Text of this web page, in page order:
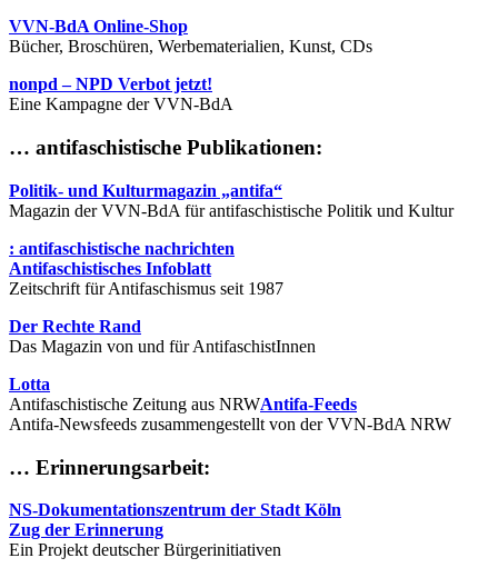
VVN-BdA Online-Shop
Bücher, Broschüren, Werbematerialien, Kunst, CDs
nonpd – NPD Verbot jetzt!
Eine Kampagne der VVN-BdA
… antifaschistische Publikationen:
Politik- und Kulturmagazin „antifa“
Magazin der VVN-BdA für antifaschistische Politik und Kultur
: antifaschistische nachrichten
Antifaschistisches Infoblatt
Zeitschrift für Antifaschismus seit 1987
Der Rechte Rand
Das Magazin von und für AntifaschistInnen
Lotta
Antifaschistische Zeitung aus NRWAntifa-Feeds
Antifa-Newsfeeds zusammengestellt von der VVN-BdA NRW
… Erinnerungsarbeit:
NS-Dokumentationszentrum der Stadt Köln
Zug der Erinnerung
Ein Projekt deutscher Bürgerinitiativen